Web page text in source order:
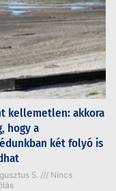
kellemetlen: akkora
hogy a
két folyó is
5.
Nincs